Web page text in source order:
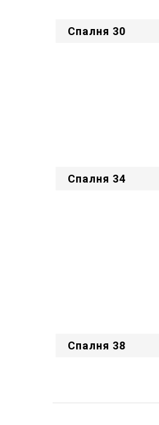
Спалня 30
Спалня 34
Спалня 38